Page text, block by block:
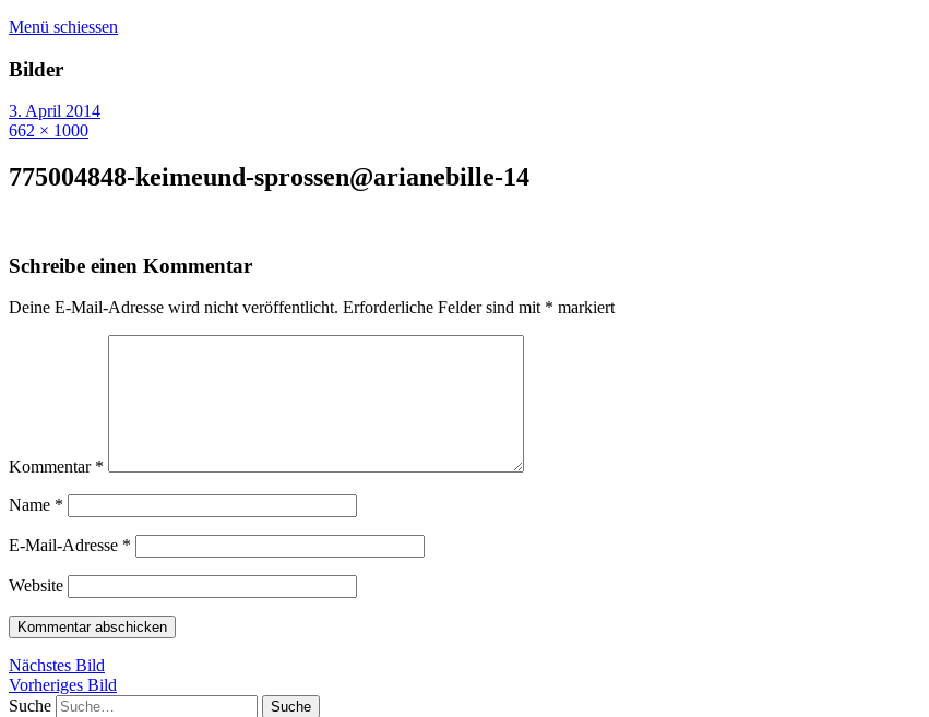
Menü schiessen
Bilder
3. April 2014
662 × 1000
775004848-keimeund-sprossen@arianebille-14
Schreibe einen Kommentar
Deine E-Mail-Adresse wird nicht veröffentlicht. Erforderliche Felder sind mit * markiert
Kommentar *
Name *
E-Mail-Adresse *
Website
Nächstes Bild
Vorheriges Bild
Suche